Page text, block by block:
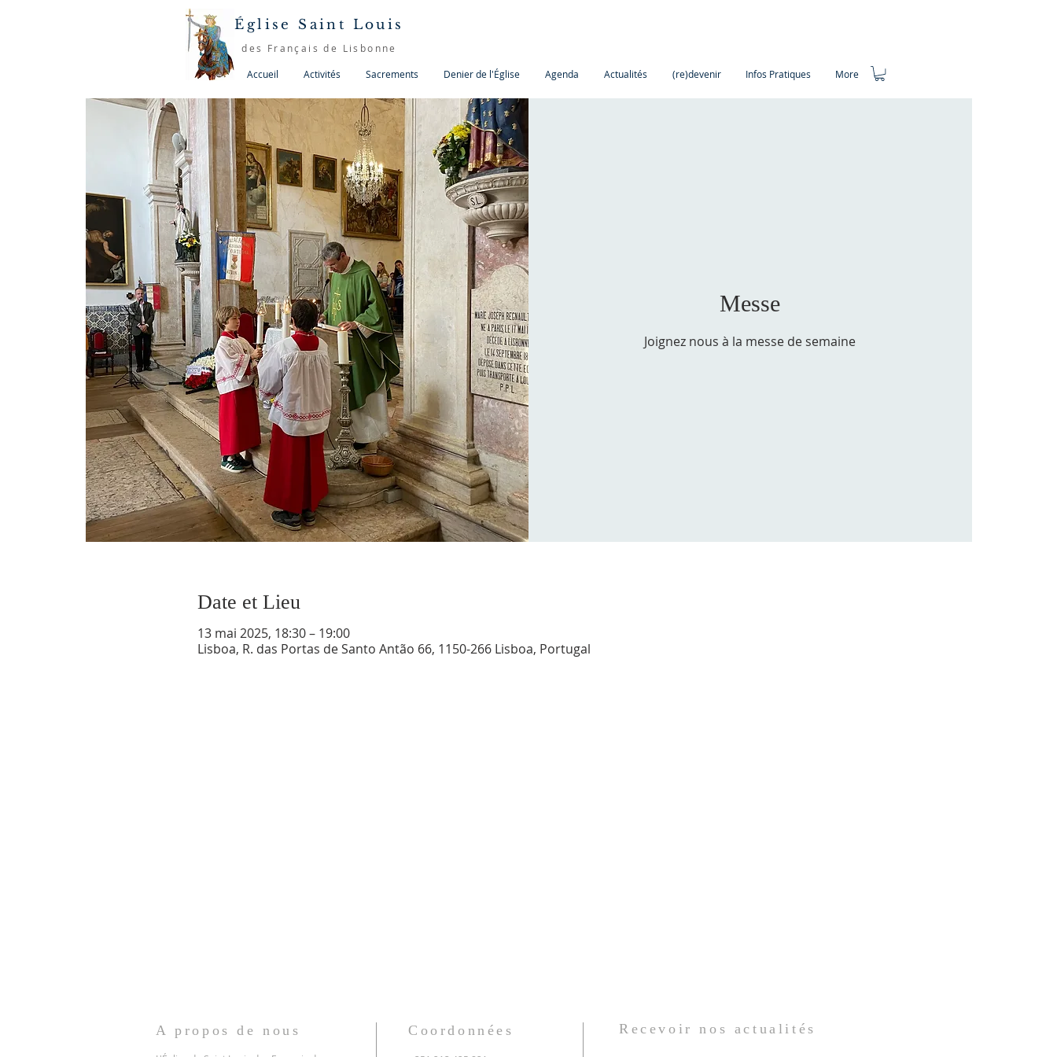
Accueil Activités Sacrements Denier de l'Église Agenda Actualités (re)devenir Infos Pratiques More
Église Saint Louis
des Français de Lisbonne
Messe
Joignez nous à la messe de semaine
Date et Lieu
13 mai 2025, 18:30 – 19:00
Lisboa, R. das Portas de Santo Antão 66, 1150-266 Lisboa, Portugal
A propos de nous Coordonnées Recevoir nos actualités